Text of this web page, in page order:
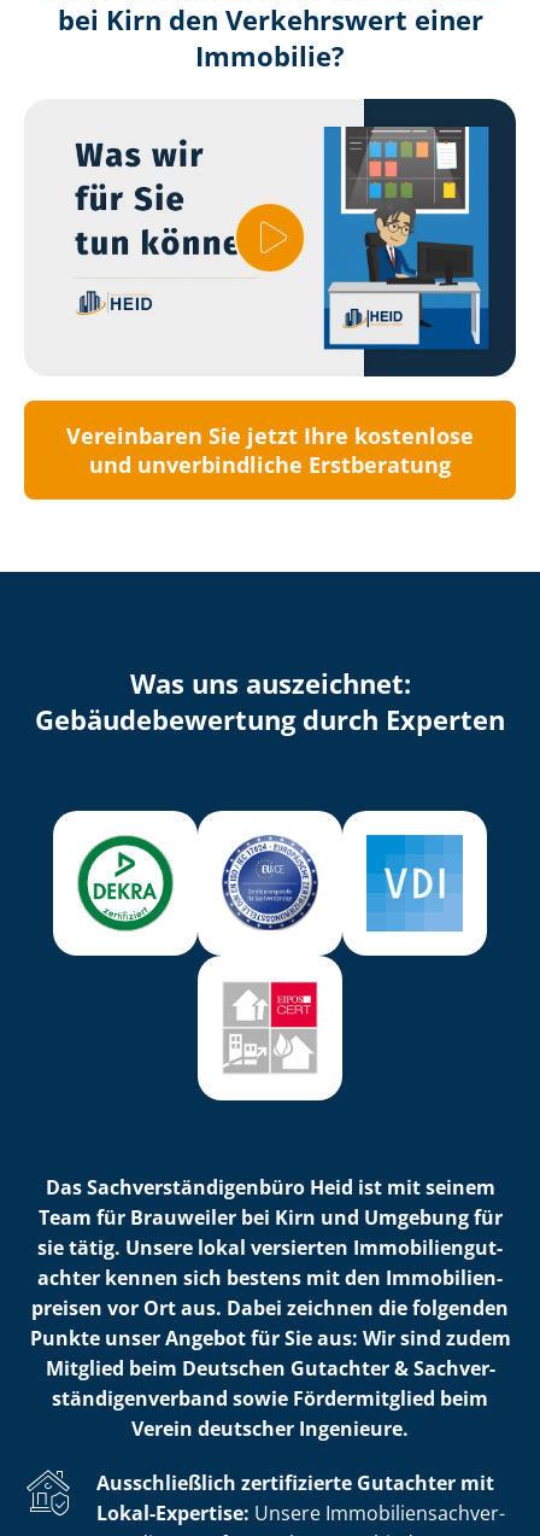
bei Kirn den Verkehrswert einer
Immobilie?
Vereinbaren Sie jetzt Ihre kostenlose
und unverbindliche Erstberatung
Was uns auszeichnet:
Ge­bäu­de­be­wer­tung durch Experten
Das Sach­ver­stän­di­gen­bü­ro Heid ist mit seinem
Team für Brauweiler bei Kirn und Umgebung für
sie tätig. Unsere lokal versierten Im­mo­bi­li­en­gut­
ach­ter kennen sich bestens mit den Im­mo­bi­li­en­
prei­sen vor Ort aus. Dabei zeichnen die folgenden
Punkte unser Angebot für Sie aus: Wir sind zudem
Mitglied beim Deutschen Gutachter & Sach­ver­
stän­di­gen­ver­band sowie Fördermitglied beim
Verein deutscher Ingenieure.
Ausschließlich zertifizierte Gutachter mit
Lokal-Expertise: Unsere Im­mo­bi­li­en­sach­ver­